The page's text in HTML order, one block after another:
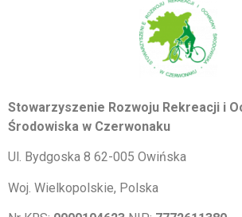
Stowarzyszenie Rozwoju Rekreacji i
Środowiska w Czerwonaku
Ul. Bydgoska 8 62-005 Owińska
Woj. Wielkopolskie, Polska